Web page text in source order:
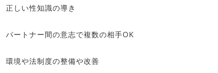
正しい性知識の導き
パートナー間の意志で複数の相手OK
環境や法制度の整備や改善